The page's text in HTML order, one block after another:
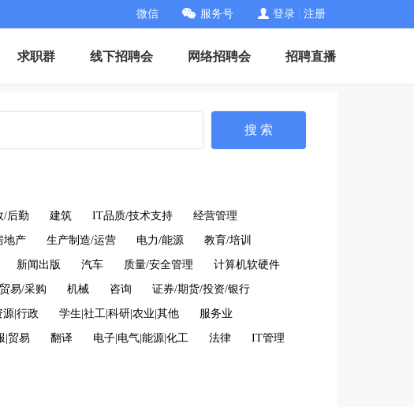
微信 服务号 登录 注册
求职群 线下招聘会 网络招聘会 招聘直播
搜 索
/后勤 建筑 IT品质/技术支持 经营管理
地产 生产制造/运营 电力/能源 教育/培训
新闻出版 汽车 质量/安全管理 计算机软硬件
贸易/采购 机械 咨询 证券/期货/投资/银行
|行政 学生|社工|科研|农业|其他 服务业
|贸易 翻译 电子|电气|能源|化工 法律 IT管理